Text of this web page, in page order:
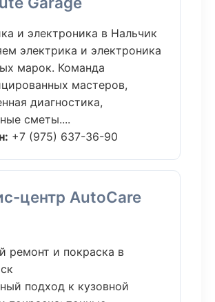
и электроника в Нальчик
электрика и электроника
марок. Команда
мастеров,
диагностика,
сметы....
+7 (975) 637-36-90
центр AutoCare
ремонт и покраска в
подход к кузовной